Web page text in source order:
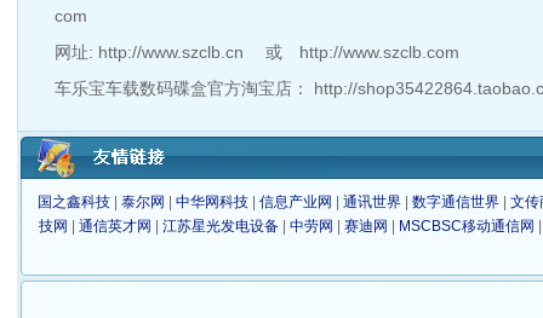
com
网址: http://www.szclb.cn 或 http://www.szclb.com
车乐宝车载数码碟盒官方淘宝店： http://
国之鑫科技 泰尔网 中华网科技 信息产业网 通讯世界 数字通信世界
文传
技网
通信英才网 江苏星光发电设备| 中劳网 赛迪网 MSCBSC移动通信网